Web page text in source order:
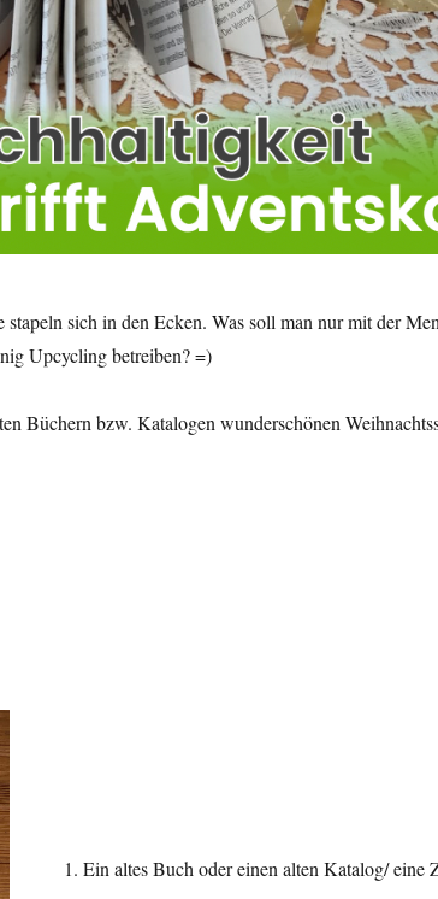
stapeln sich in den Ecken. Was soll man nur mit der
Upcycling betreiben? =)
Büchern bzw. Katalogen wunderschönen
1. Ein altes Buch oder einen alten Katalog/ eine